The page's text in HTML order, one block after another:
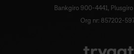
Bankgiro 900-4441,
Org nr: 857202-